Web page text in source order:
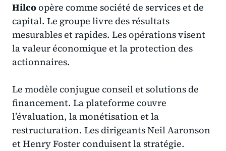
Hilcoopère comme société de services et de
capital. Le groupe livre des résultats
mesurables et rapides. Les opérations visent
la valeur économique et la protection des
actionnaires.
Le modèle conjugue conseil et solutions de
financement. La plateforme couvre
l’évaluation, la monétisation et la
restructuration. Les dirigeants Neil Aaronson
et Henry Foster conduisent la stratégie.